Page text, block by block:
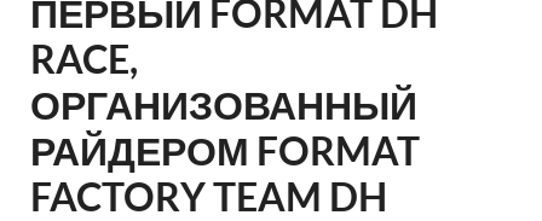
ПЕРВЫЙ FORMAT DH
RACE,
ОРГАНИЗОВАННЫЙ
РАЙДЕРОМ FORMAT
FACTORY TEAM DH